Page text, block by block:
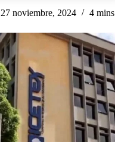
27 noviembre, 2024 4 mins